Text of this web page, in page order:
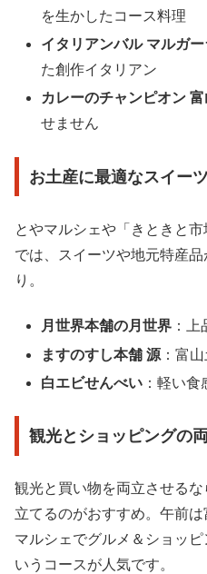
を生かしたコース料理
イタリアンバル マルガー
た創作イタリアン
カレーのチャンピオン
せません
お土産に最適なスイー
とやマルシェや「きときと
では、スイーツや地元特産
り。
月世界本舗の月世界 ：
ますのすし本舗 源 ：富
白エビせんべい ：軽い
観光とショッピングの
観光と買い物を両立させる
立てるのがおすすめ。午前
マルシェでグルメ＆ショッ
いうコースが人気です。